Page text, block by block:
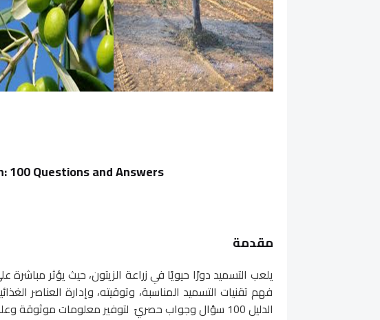
100 Questions and Answers
مقدمة
يلعب التسميد دورًا حيويًا في زراعة الزيتون، حيث يؤثر
فهم تقنيات التسميد المناسبة، وتوقيته، وإدارة العناصر
الدليل 100 سؤال وجواب حصريً لتوفير معلومات موثوقة وعلمية وعملية حول تسميد الزيتون.